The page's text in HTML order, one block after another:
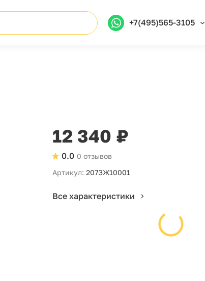
+7(495)565-3105
12 340 ₽
0 отзывов
0.0
Артикул: 207ЗЖ10001
Все характеристики